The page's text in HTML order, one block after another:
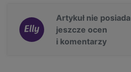
Artykuł nie posiada
jeszcze ocen
i komentarzy